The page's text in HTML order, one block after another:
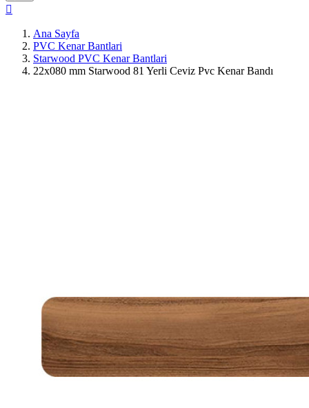

Ana Sayfa
PVC Kenar Bantlari
Starwood PVC Kenar Bantlari
22x080 mm Starwood 81 Yerli Ceviz Pvc Kenar Bandı